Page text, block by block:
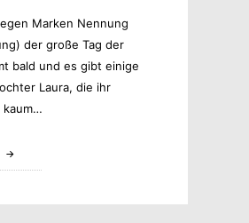
Marken Nennung
der große Tag der
bald und es gibt einige
Laura, die ihr
kaum…